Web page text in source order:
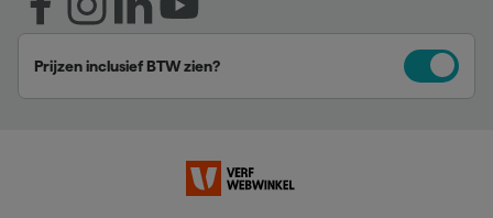
Prijzen inclusief BTW zien?